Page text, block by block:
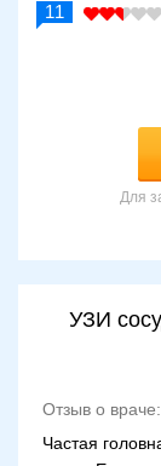
11
Для
УЗИ
Отзыв о враче:
Частая